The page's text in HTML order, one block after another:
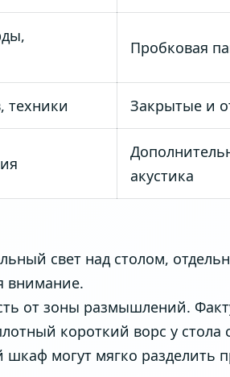
Пробковая
техники Закрытые и
акустика
свет над столом,
внимание.
от зоны размышлений.
короткий ворс у стола
могут мягко разделить